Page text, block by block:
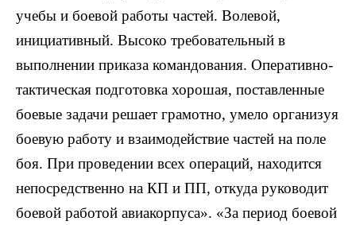
учебы и боевой работы частей. Волевой,
инициативный. Высоко требовательный в
выполнении приказа командования. Оперативно-
тактическая подготовка хорошая, поставленные
боевые задачи решает грамотно, умело организуя
боевую работу и взаимодействие частей на поле
боя. При проведении всех операций, находится
непосредственно на КП и ПП, откуда руководит
боевой работой авиакорпуса». «За период боевой